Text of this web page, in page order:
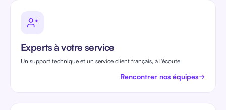
Experts à votre service
Un support technique et un service client français, à l'écoute.
Rencontrer nos équipes